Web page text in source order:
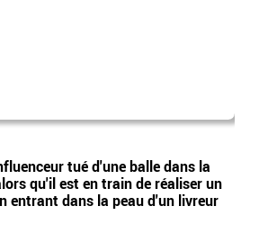
tué d'une balle dans la
qu'il est en train de réaliser un
entrant dans la peau d'un livreur